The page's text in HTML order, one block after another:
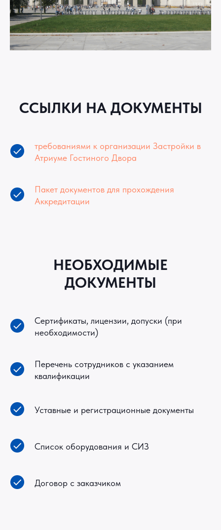
ССЫЛКИ НА ДОКУМЕНТЫ
требованиями к организации Застройки в
Атриуме Гостиного Двора
Пакет документов для прохождения
Аккредитации
НЕОБХОДИМЫЕ
ДОКУМЕНТЫ
Сертификаты, лицензии, допуски (при
необходимости)
Перечень сотрудников с указанием
квалификации
Уставные и регистрационные документы
Список оборудования и СИЗ
Договор с заказчиком